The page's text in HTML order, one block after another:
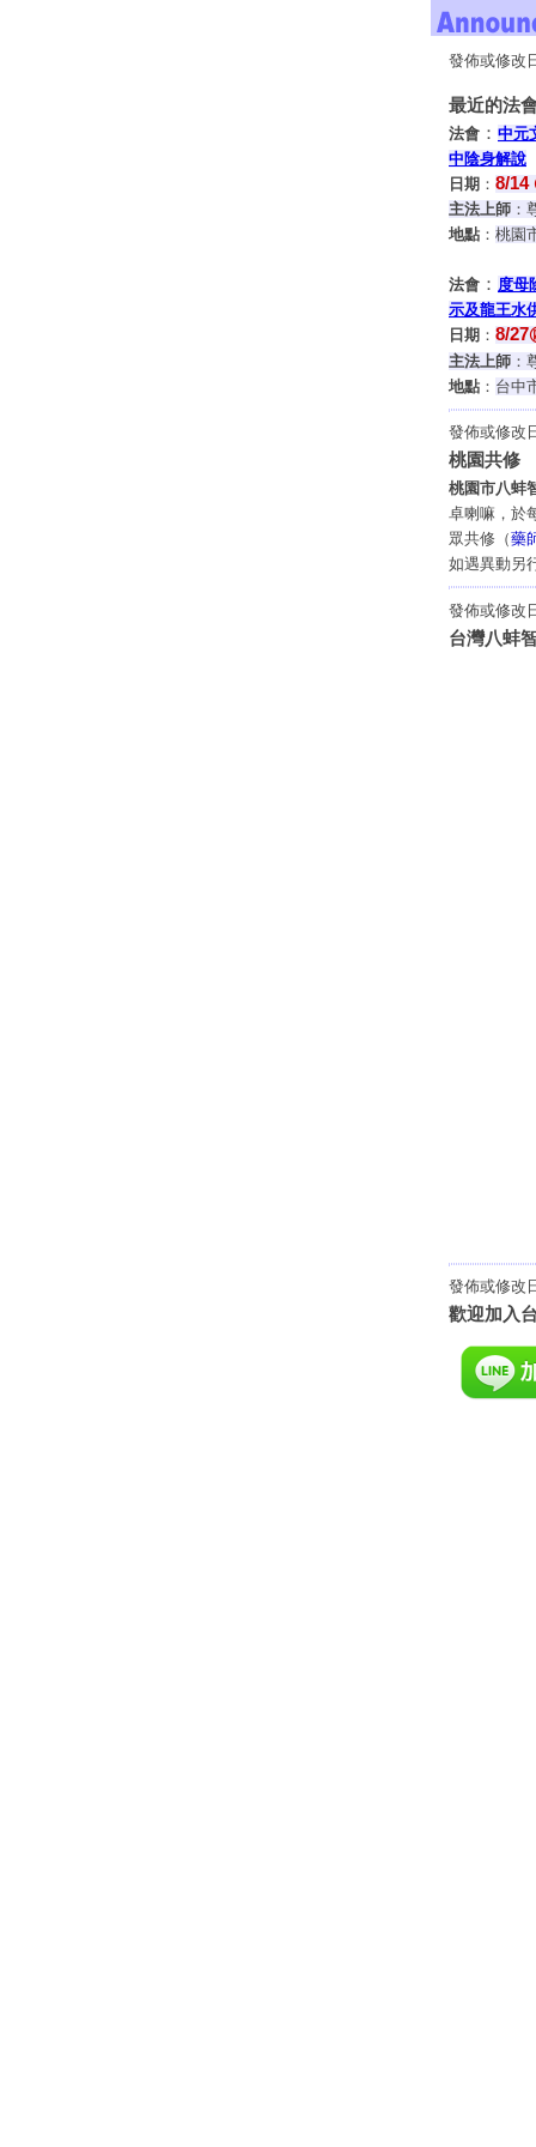
發佈或修改
最近的法
法會 ： 中元
中陰身解說
日期 ： 8/14
主法上師 ：
地點 ： 桃園
法會 ： 度母
示及龍王水
日期 ： 8/27
主法上師 ：
地點 ： 台中
發佈或修改
桃園共修
桃園市八蚌
卓喇嘛，於
眾共修（藥
如遇異動另
發佈或修改
台灣八蚌
發佈或修改
歡迎加入